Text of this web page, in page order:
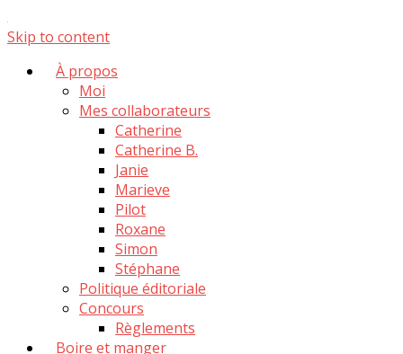
Skip to content
À propos
Moi
Mes collaborateurs
Catherine
Catherine B.
Janie
Marieve
Pilot
Roxane
Simon
Stéphane
Politique éditoriale
Concours
Règlements
Boire et manger